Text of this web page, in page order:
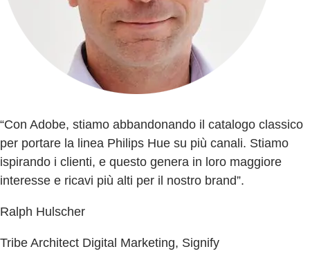
“Con Adobe, stiamo abbandonando il catalogo classico
per portare la linea Philips Hue su più canali. Stiamo
ispirando i clienti, e questo genera in loro maggiore
interesse e ricavi più alti per il nostro brand”.
Ralph Hulscher
Tribe Architect Digital Marketing, Signify